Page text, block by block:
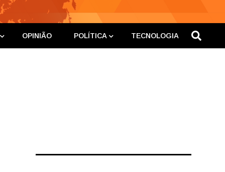
OPINIÃO POLÍTICA TECNOLOGIA